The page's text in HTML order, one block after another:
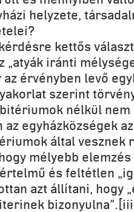
helyzete,
kettős
„atyák iránti
érvényben levő
szerint
nélkül
egyházközségek
által vesznek
mélyebb
és feltétlen
azt állítani, hogy